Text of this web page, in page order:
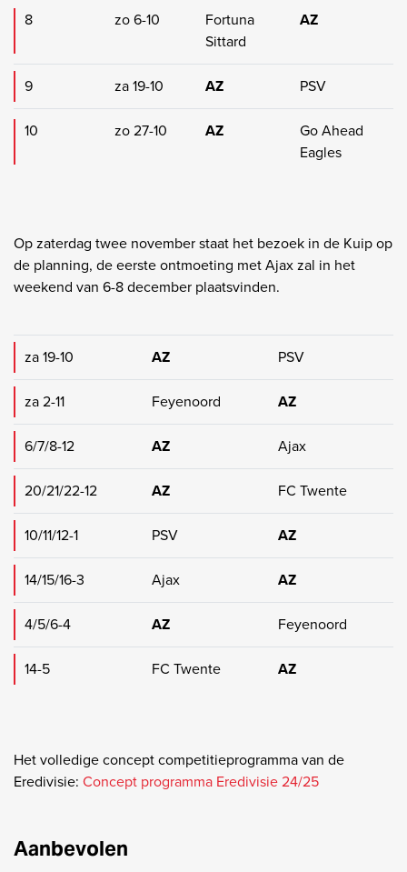
8 zo 6-10
Fortuna
Sittard
AZ
9 za 19-10 AZ PSV
10 zo 27-10 AZ
Go Ahead
Eagles
Op zaterdag twee november staat het bezoek in de Kuip op
de planning, de eerste ontmoeting met Ajax zal in het
weekend van 6-8 december plaatsvinden.
za 19-10 AZ PSV
za 2-11 Feyenoord AZ
6/7/8-12 AZ Ajax
20/21/22-12 AZ FC Twente
10/11/12-1 PSV AZ
14/15/16-3 Ajax AZ
4/5/6-4 AZ Feyenoord
14-5 FC Twente AZ
Het volledige concept competitieprogramma van de
Eredivisie: Concept programma Eredivisie 24/25
Aanbevolen